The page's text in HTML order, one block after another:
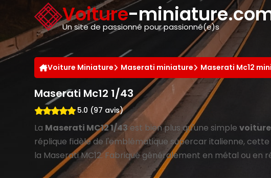
Voiture-
Un site de passionné pour passionné(e)s
Voiture Miniature Maserati miniature Maserati Mc12
Maserati Mc12 1/43
5.0 (97 avis)
La Maserati MC12 1/43est bien plus qu'une simple
réplique fidèle de l'emblématique supercar italienne,
la Maserati MC12. Fabriqué généralement en métal ou en
Panneau de gestion des cookies